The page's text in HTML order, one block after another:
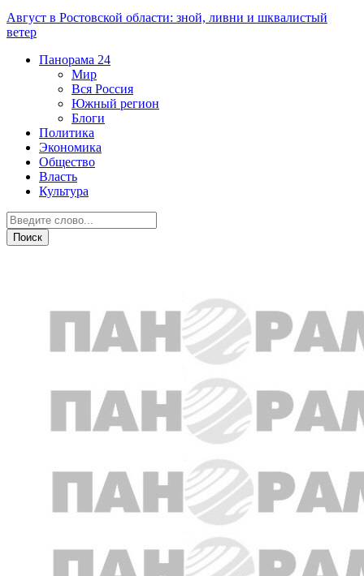
Август в Ростовской области: зной, ливни и шквалистый
ветер
Панорама 24
Мир
Вся Россия
Южный регион
Блоги
Политика
Экономика
Общество
Власть
Культура